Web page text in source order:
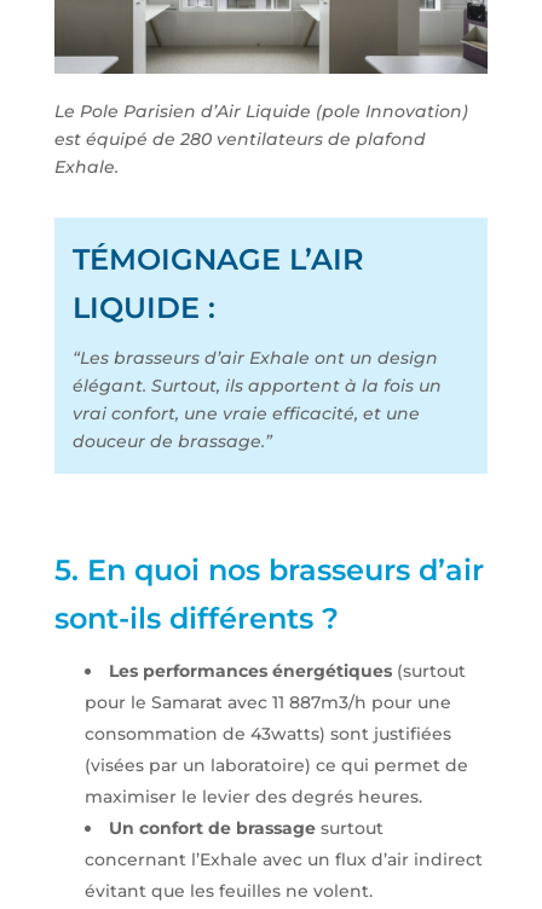
Le Pole Parisien d’Air Liquide (pole Innovation)
est équipé de 280 ventilateurs de plafond
Exhale.
TÉMOIGNAGE L’AIR
LIQUIDE :
“Les brasseurs d’air Exhale ont un design
élégant. Surtout, ils apportent à la fois un
vrai confort, une vraie efficacité, et une
douceur de brassage.”
5. En quoi nos brasseurs d’air
sont-ils différents ?
Les performances énergétiques(surtout
pour le Samarat avec 11 887m3/h pour une
consommation de 43watts) sont justifiées
(visées par un laboratoire) ce qui permet de
maximiser le levier des degrés heures.
Un confort de brassagesurtout
concernant l’Exhale avec un flux d’air indirect
évitant que les feuilles ne volent.